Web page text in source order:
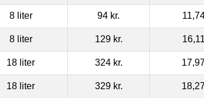
8 liter 94 kr.
8 liter 129 kr.
18 liter 324 kr.
18 liter 329 kr.